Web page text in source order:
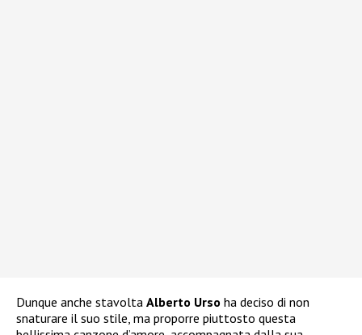
Dunque anche stavolta Alberto Urso ha deciso di non
snaturare il suo stile, ma proporre piuttosto questa